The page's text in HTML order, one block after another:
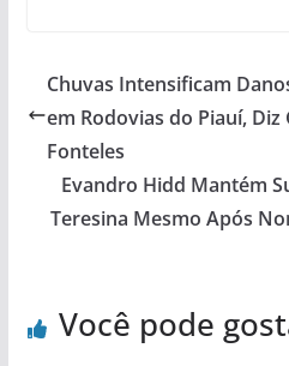
Chuvas Intensificam
em Rodovias do Piauí,
Fonteles
Evandro Hidd Mantém
Teresina Mesmo Após
Você pode